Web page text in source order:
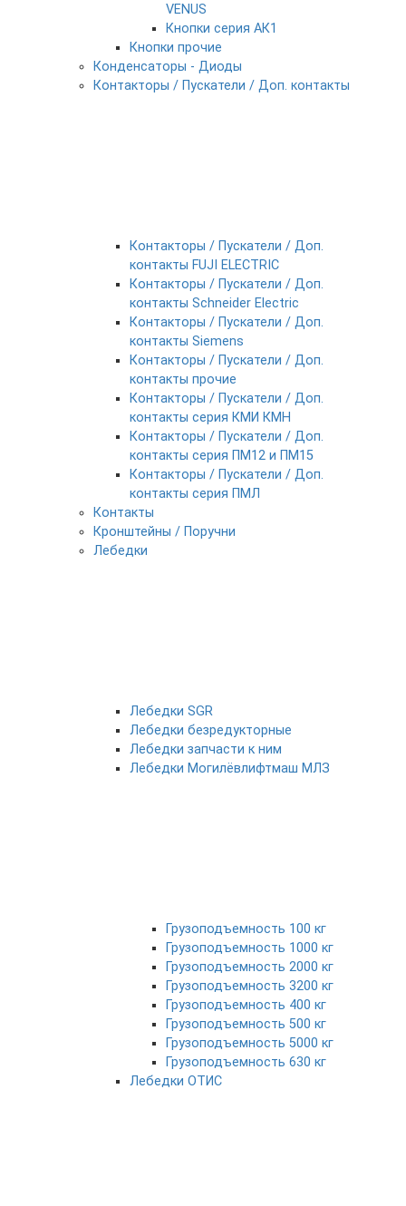
VENUS
Кнопки серия АК1
Кнопки прочие
Конденсаторы - Диоды
Контакторы / Пускатели / Доп. контакты
Контакторы / Пускатели / Доп.
контакты FUJI ELECTRIC
Контакторы / Пускатели / Доп.
контакты Schneider Electric
Контакторы / Пускатели / Доп.
контакты Siemens
Контакторы / Пускатели / Доп.
контакты прочие
Контакторы / Пускатели / Доп.
контакты серия КМИ КМН
Контакторы / Пускатели / Доп.
контакты серия ПМ12 и ПМ15
Контакторы / Пускатели / Доп.
контакты серия ПМЛ
Контакты
Кронштейны / Поручни
Лебедки
Лебедки SGR
Лебедки безредукторные
Лебедки запчасти к ним
Лебедки Могилёвлифтмаш МЛЗ
Грузоподъемность 100 кг
Грузоподъемность 1000 кг
Грузоподъемность 2000 кг
Грузоподъемность 3200 кг
Грузоподъемность 400 кг
Грузоподъемность 500 кг
Грузоподъемность 5000 кг
Грузоподъемность 630 кг
Лебедки ОТИС